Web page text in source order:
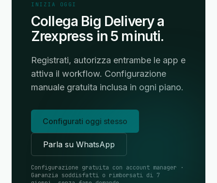
INIZIA OGGI
Collega Big Delivery a
Zrexpress in 5 minuti.
Registrati, autorizza entrambe le app e
attiva il workflow. Configurazione
manuale gratuita inclusa in ogni piano.
Configurati oggi stesso
Parla su WhatsApp
Configurazione gratuita con account manager ·
Garanzia soddisfatti o rimborsati di 7